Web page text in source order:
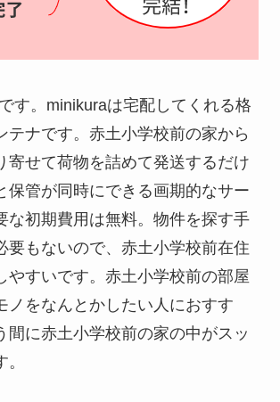
す。minikuraは宅配してくれる格
テナです。赤土小学校前の家から
寄せて荷物を詰めて発送するだけ
保管が同時にできる画期的なサー
な初期費用は無料。物件を探す手
要もないので、赤土小学校前在住
やすいです。赤土小学校前の部屋
ノをなんとかしたい人におすす
間に赤土小学校前の家の中がスッ